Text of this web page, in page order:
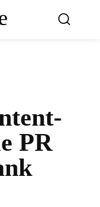
PR